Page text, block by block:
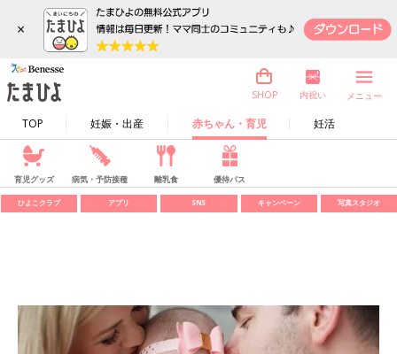
×
TOP 妊娠・出産 赤ちゃん・育児 妊活
SHOP 内祝い メニュー
育児グッズ 病気・予防接種 離乳食 優待パス
ひよこクラブ アプリ SNS キャンペーン 写真スタジオ